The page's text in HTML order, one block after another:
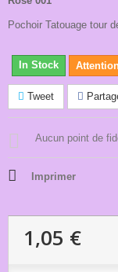
Pochoir Tatouage tour
In Stock
Tweet
Aucun point de
Imprimer
1,05 €